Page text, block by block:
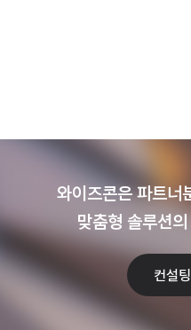
와이즈콘은 파트너
맞춤형 솔루션
컨설